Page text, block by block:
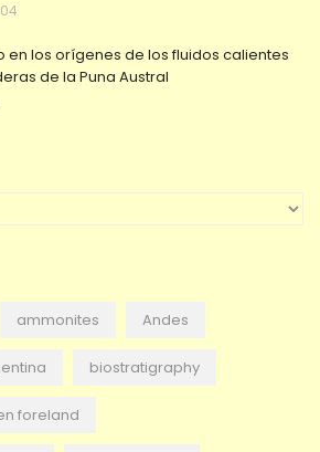
en los orígenes de los fluidos calientes
de la Puna Austral
ammonites Andes
biostratigraphy
foreland